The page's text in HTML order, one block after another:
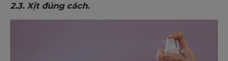
2.3. Xịt đúng cách.